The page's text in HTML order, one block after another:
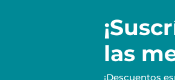
las
¡Descuentos